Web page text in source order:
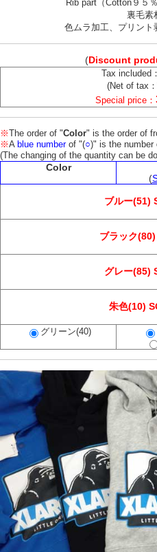
Rib part（Cotton９５
裏毛素
色ムラ加工、プリント
(Discount
Tax included：
(Net of tax
Special price：
※The order of "Color" is the order of
※A blue numberof "(○)" is the number
(The changing of the quantity can be
Color
(
ブルー(51)
ブラック
グレー(85)
朱色(10)
グリーン(40)